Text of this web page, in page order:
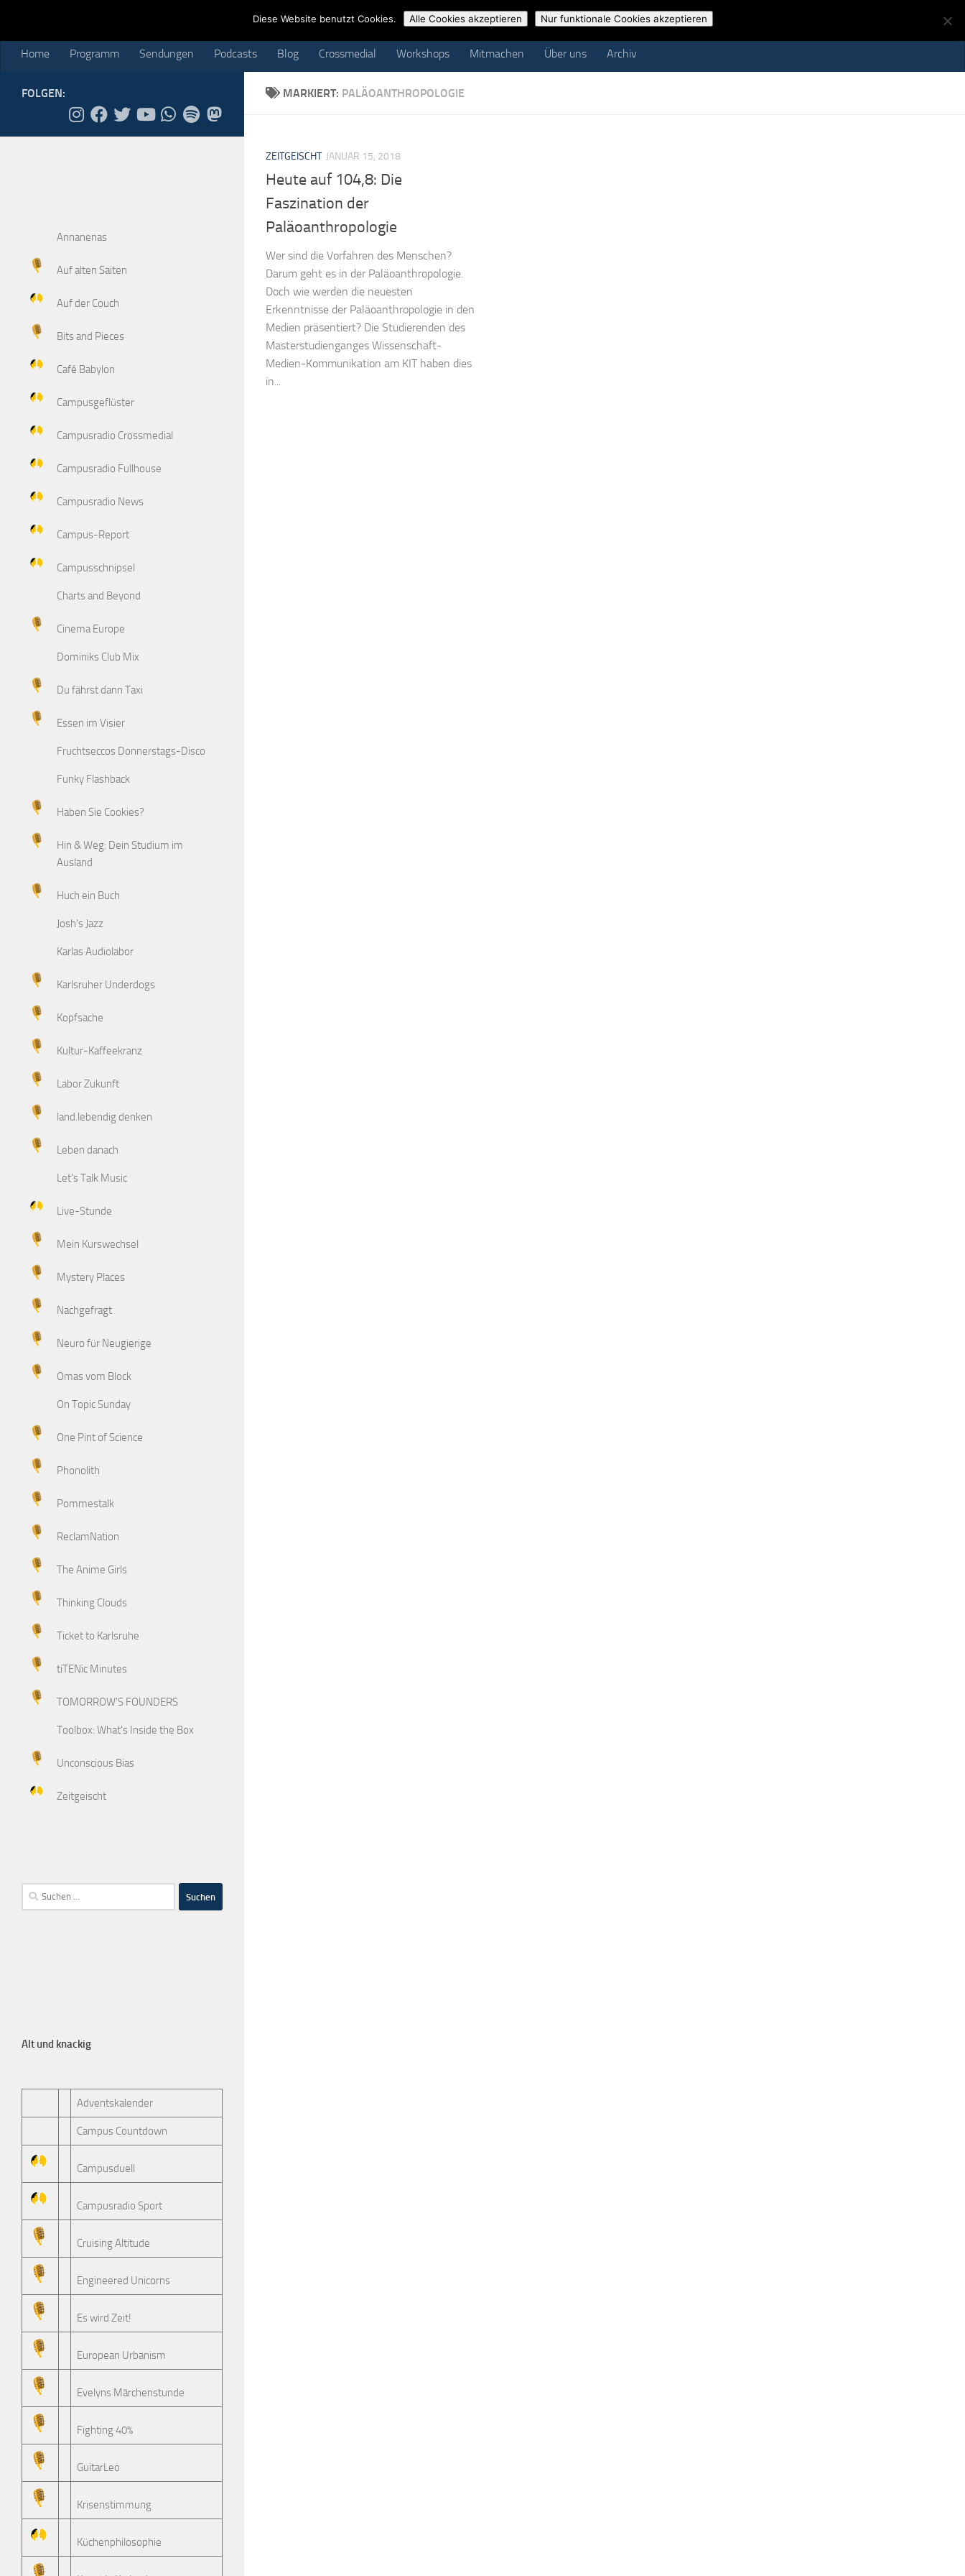
Blog Crossmedial Workshops Mitmachen Über uns Archiv
Home Programm Sendungen Podcasts Blog Crossmedial Workshops Mitmachen Über uns Archiv
MARKIERT: PALÄOANTHROPOLOGIE
ZEITGEISCHT JANUAR 15, 2018
Heute auf 104,8: Die
Faszination der
Paläoanthropologie
Wer sind die Vorfahren des Menschen?
Darum geht es in der Paläoanthropologie.
Doch wie werden die neuesten
Erkenntnisse der Paläoanthropologie in den
Medien präsentiert? Die Studierenden des
Masterstudienganges Wissenschaft-
Medien-Kommunikation am KIT haben dies
in...
FOLGEN:
Annanenas
Auf alten Saiten
Auf der Couch
Bits and Pieces
Café Babylon
Campusgeflüster
Campusradio Crossmedial
Campusradio Fullhouse
Campusradio News
Campus-Report
Campusschnipsel
Charts and Beyond
Cinema Europe
Dominiks Club Mix
Du fährst dann Taxi
Essen im Visier
Fruchtseccos Donnerstags-Disco
Funky Flashback
Haben Sie Cookies?
Hin & Weg: Dein Studium im
Ausland
Huch ein Buch
Josh's Jazz
Karlas Audiolabor
Karlsruher Underdogs
Kopfsache
Kultur-Kaffeekranz
Labor Zukunft
land.lebendig denken
Leben danach
Let's Talk Music
Live-Stunde
Mein Kurswechsel
Mystery Places
Nachgefragt
Neuro für Neugierige
Omas vom Block
On Topic Sunday
One Pint of Science
Phonolith
Pommestalk
ReclamNation
The Anime Girls
Thinking Clouds
Ticket to Karlsruhe
tiTENic Minutes
TOMORROW'S FOUNDERS
Toolbox: What's Inside the Box
Unconscious Bias
Zeitgeischt
Alt und knackig
Adventskalender
Campus Countdown
Campusduell
Campusradio Sport
Cruising Altitude
Engineered Unicorns
Es wird Zeit!
European Urbanism
Evelyns Märchenstunde
Fighting 40%
GuitarLeo
Krisenstimmung
Küchenphilosophie
Diese Website benutzt Cookies. Alle Cookies akzeptieren Nur funktionale Cookies akzeptieren